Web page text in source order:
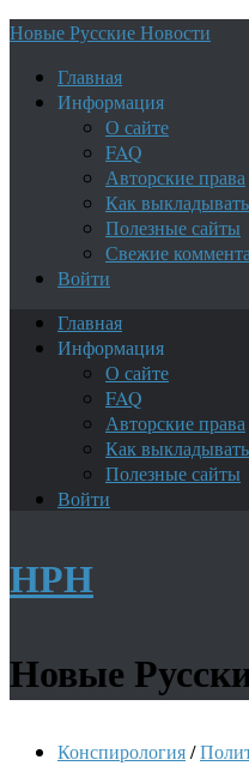
Новые Русские Новости
Главная
Информация
О сайте
FAQ
Авторские права
Как
Полезные сайты
Свежие
Войти
Главная
Информация
О сайте
FAQ
Авторские права
Как
Полезные сайты
Войти
НРН
Новые
Конспирология/